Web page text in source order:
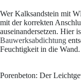
Wer Kalksandstein mit
mit der korrekten
auseinandersetzen. Hier
Bauwerksabdichtung
Feuchtigkeit in die Wand.
Porenbeton: Der